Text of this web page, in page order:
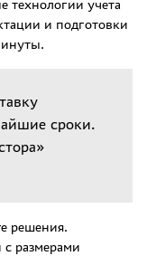
технологии учета
и подготовки
сроки.
решения.
с размерами